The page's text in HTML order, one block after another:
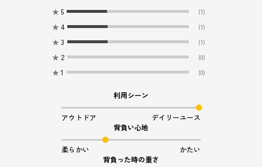
★ 5 (1)
★ 4 (1)
★ 3 (1)
★ 2 (0)
★ 1 (0)
利用シーン
アウトドア
デイリーユース
背負い心地
柔らかい
かたい
背負った時の重さ